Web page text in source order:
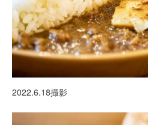
2022.6.18撮影